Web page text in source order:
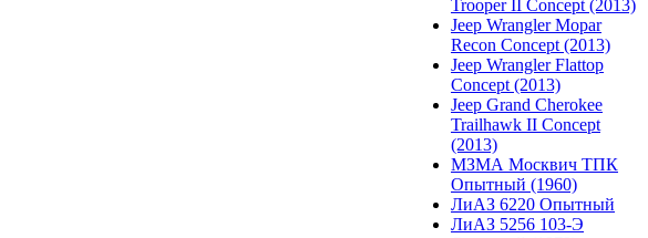
Trooper II Concept (2013)
Jeep Wrangler Mopar
Recon Concept (2013)
Jeep Wrangler Flattop
Concept (2013)
Jeep Grand Cherokee
Trailhawk II Concept
(2013)
МЗМА Москвич ТПК
Опытный (1960)
ЛиАЗ 6220 Опытный
ЛиАЗ 5256 103-Э